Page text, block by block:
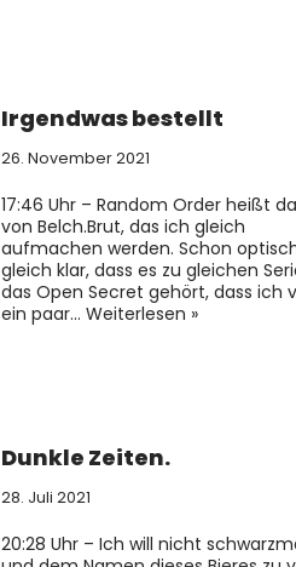
Irgendwas bestellt
26. November 2021
17:46 Uhr – Random Order heißt
von Belch.Brut, das ich gleich
aufmachen werden. Schon
gleich klar, dass es zu gleichen
das Open Secret gehört, dass ich
ein paar… Weiterlesen »
Dunkle Zeiten.
28. Juli 2021
20:28 Uhr – Ich will nicht